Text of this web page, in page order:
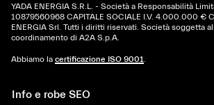
YADA ENERGIA S.R.L. - Società a Responsabilità
10879560968 CAPITALE SOCIALE I.V. 4.000.000 €
ENERGIA Srl. Tutti i diritti riservati. Società soggetta
coordinamento di A2A S.p.A.
Abbiamo la certificazione ISO 9001.
Info e robe SEO